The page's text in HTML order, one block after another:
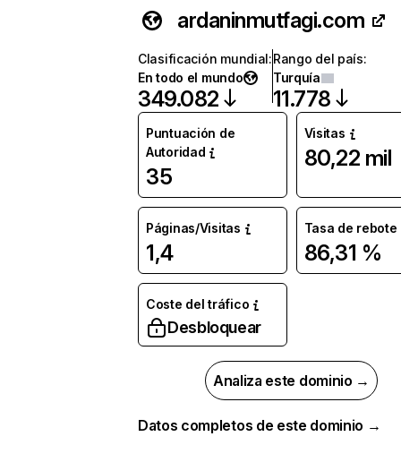
ardaninmutfagi.com
Clasificación mundial:
En todo el mundo
349.082
Rango del país:
Turquía
11.778
Puntuación de
Autoridad
35
Visitas
80,22 mil
Páginas/Visitas
1,4
Tasa de rebote
86,31 %
Coste del tráfico
Desbloquear
Analiza este dominio →
Datos completos de este dominio →